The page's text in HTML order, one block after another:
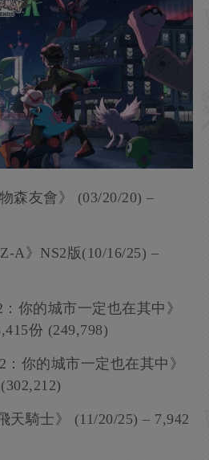
森友會》 (03/20/20) –
A》NS2版(10/16/25) –
你的城市一定也在其中》
份 (249,798)
你的城市一定也在其中》
天騎士》 (11/20/25) – 7,942